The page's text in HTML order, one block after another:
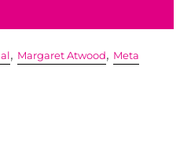
, Margaret Atwood, Meta